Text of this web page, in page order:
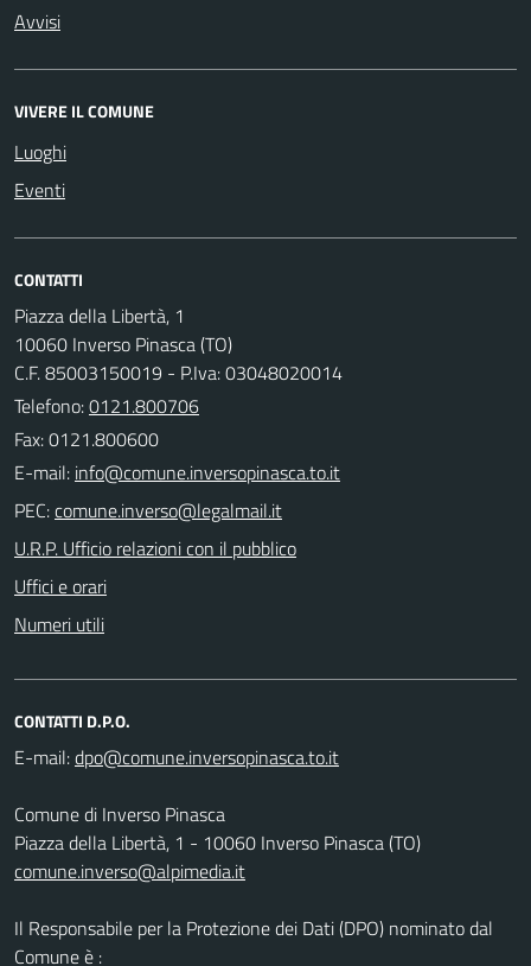
Avvisi
VIVERE IL COMUNE
Luoghi
Eventi
CONTATTI
Piazza della Libertà, 1
10060 Inverso Pinasca (TO)
C.F. 85003150019 - P.Iva: 03048020014
Telefono:0121.800706
Fax: 0121.800600
E-mail:
PEC:
U.R.P. Ufficio relazioni con il pubblico
Uffici e orari
Numeri utili
CONTATTI D.P.O.
E-mail:
Comune di Inverso Pinasca
Piazza della Libertà, 1 - 10060 Inverso Pinasca (TO)
comune.inverso@alpimedia.it
Il Responsabile per la Protezione dei Dati (DPO) nominato dal
Comune è :